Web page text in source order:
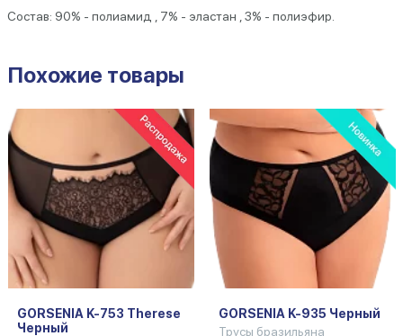
Состав: 90% - полиамид , 7% - эластан , 3% - полиэфир.
Похожие товары
GORSENIA K-753 Therese
Черный
GORSENIA K-935 Черный
Трусы бразильяна